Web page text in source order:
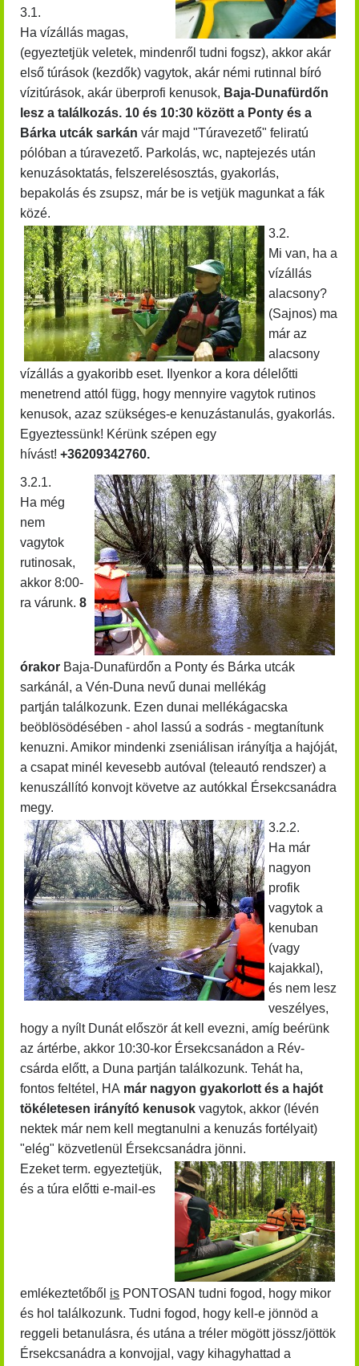
3.1.
Ha vízállás magas,
(egyeztetjük veletek, mindenről tudni fogsz), akkor akár
első túrások (kezdők) vagytok, akár némi rutinnal bíró
vízitúrások, akár überprofi kenusok, Baja-Dunafürdőn
lesz a találkozás. 10 és 10:30 között a Ponty és a
Bárka utcák sarkán vár majd "Túravezető" feliratú
pólóban a túravezető. Parkolás, wc, naptejezés után
kenuzásoktatás, felszerelésosztás, gyakorlás,
bepakolás és zsupsz, már be is vetjük magunkat a fák
közé.
3.2.
Mi van, ha a
vízállás
alacsony?
(Sajnos) ma
már az
alacsony
vízállás a gyakoribb eset. Ilyenkor a kora délelőtti
menetrend attól függ, hogy mennyire vagytok rutinos
kenusok, azaz szükséges-e kenuzástanulás, gyakorlás.
Egyeztessünk! Kérünk szépen egy
hívást! +36209342760.
3.2.1.
Ha még
nem
vagytok
rutinosak,
akkor 8:00-
ra várunk. 8
órakor Baja-Dunafürdőn a Ponty és Bárka utcák
sarkánál, a Vén-Duna nevű dunai mellékág
partján találkozunk. Ezen dunai mellékágacska
beöblösödésében - ahol lassú a sodrás - megtanítunk
kenuzni. Amikor mindenki zseniálisan irányítja a hajóját,
a csapat minél kevesebb autóval (teleautó rendszer) a
kenuszállító konvojt követve az autókkal Érsekcsanádra
megy.
3.2.2.
Ha már
nagyon
profik
vagytok a
kenuban
(vagy
kajakkal),
és nem lesz
veszélyes,
hogy a nyílt Dunát először át kell evezni, amíg beérünk
az ártérbe, akkor 10:30-kor Érsekcsanádon a Rév-
csárda előtt, a Duna partján találkozunk. Tehát ha,
fontos feltétel, HA már nagyon gyakorlott és a hajót
tökéletesen irányító kenusok vagytok, akkor (lévén
nektek már nem kell megtanulni a kenuzás fortélyait)
"elég" közvetlenül Érsekcsanádra jönni.
Ezeket term. egyeztetjük,
és a túra előtti e-mail-es
emlékeztetőből is PONTOSAN tudni fogod, hogy mikor
és hol találkozunk. Tudni fogod, hogy kell-e jönnöd a
reggeli betanulásra, és utána a tréler mögött jössz/jöttök
Érsekcsanádra a konvojjal, vagy kihagyhattad a